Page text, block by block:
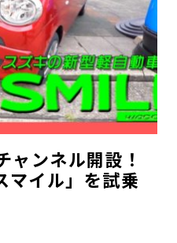
ャンネル開設！
マイル」を試乗